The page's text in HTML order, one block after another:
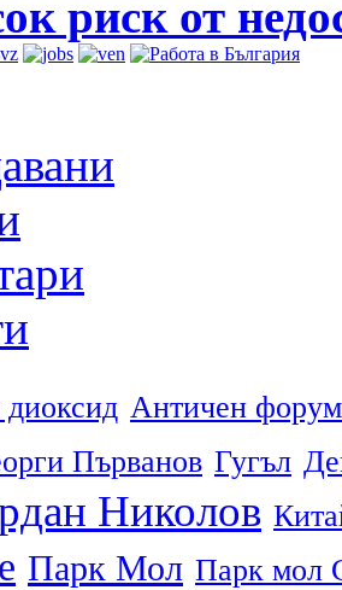
риск от
Античен форум
Първанов Гугъл
Николов
Парк Мол Парк мол